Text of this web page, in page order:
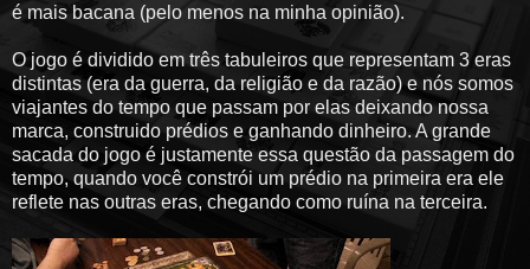
é mais bacana (pelo menos na minha opinião).
O jogo é dividido em três tabuleiros que representam 3 eras
distintas (era da guerra, da religião e da razão) e nós somos
viajantes do tempo que passam por elas deixando nossa
marca, construido prédios e ganhando dinheiro. A grande
sacada do jogo é justamente essa questão da passagem do
tempo, quando você constrói um prédio na primeira era ele
reflete nas outras eras, chegando como ruína na terceira.